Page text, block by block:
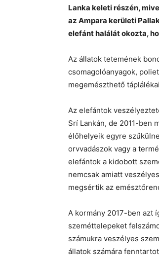
Lanka keleti részén,
az Ampara kerületi
elefánt halálát okozta,
Az állatok tetemének
csomagolóanyagok,
megemészthető
Az elefántok
Srí Lankán, de 2011-ben
élőhelyeik egyre
orvvadászok vagy a
elefántok a kidobott
nemcsak amiatt
megsértik az
A kormány 2017-ben azt
szeméttelepeket
számukra veszélyes
állatok számára